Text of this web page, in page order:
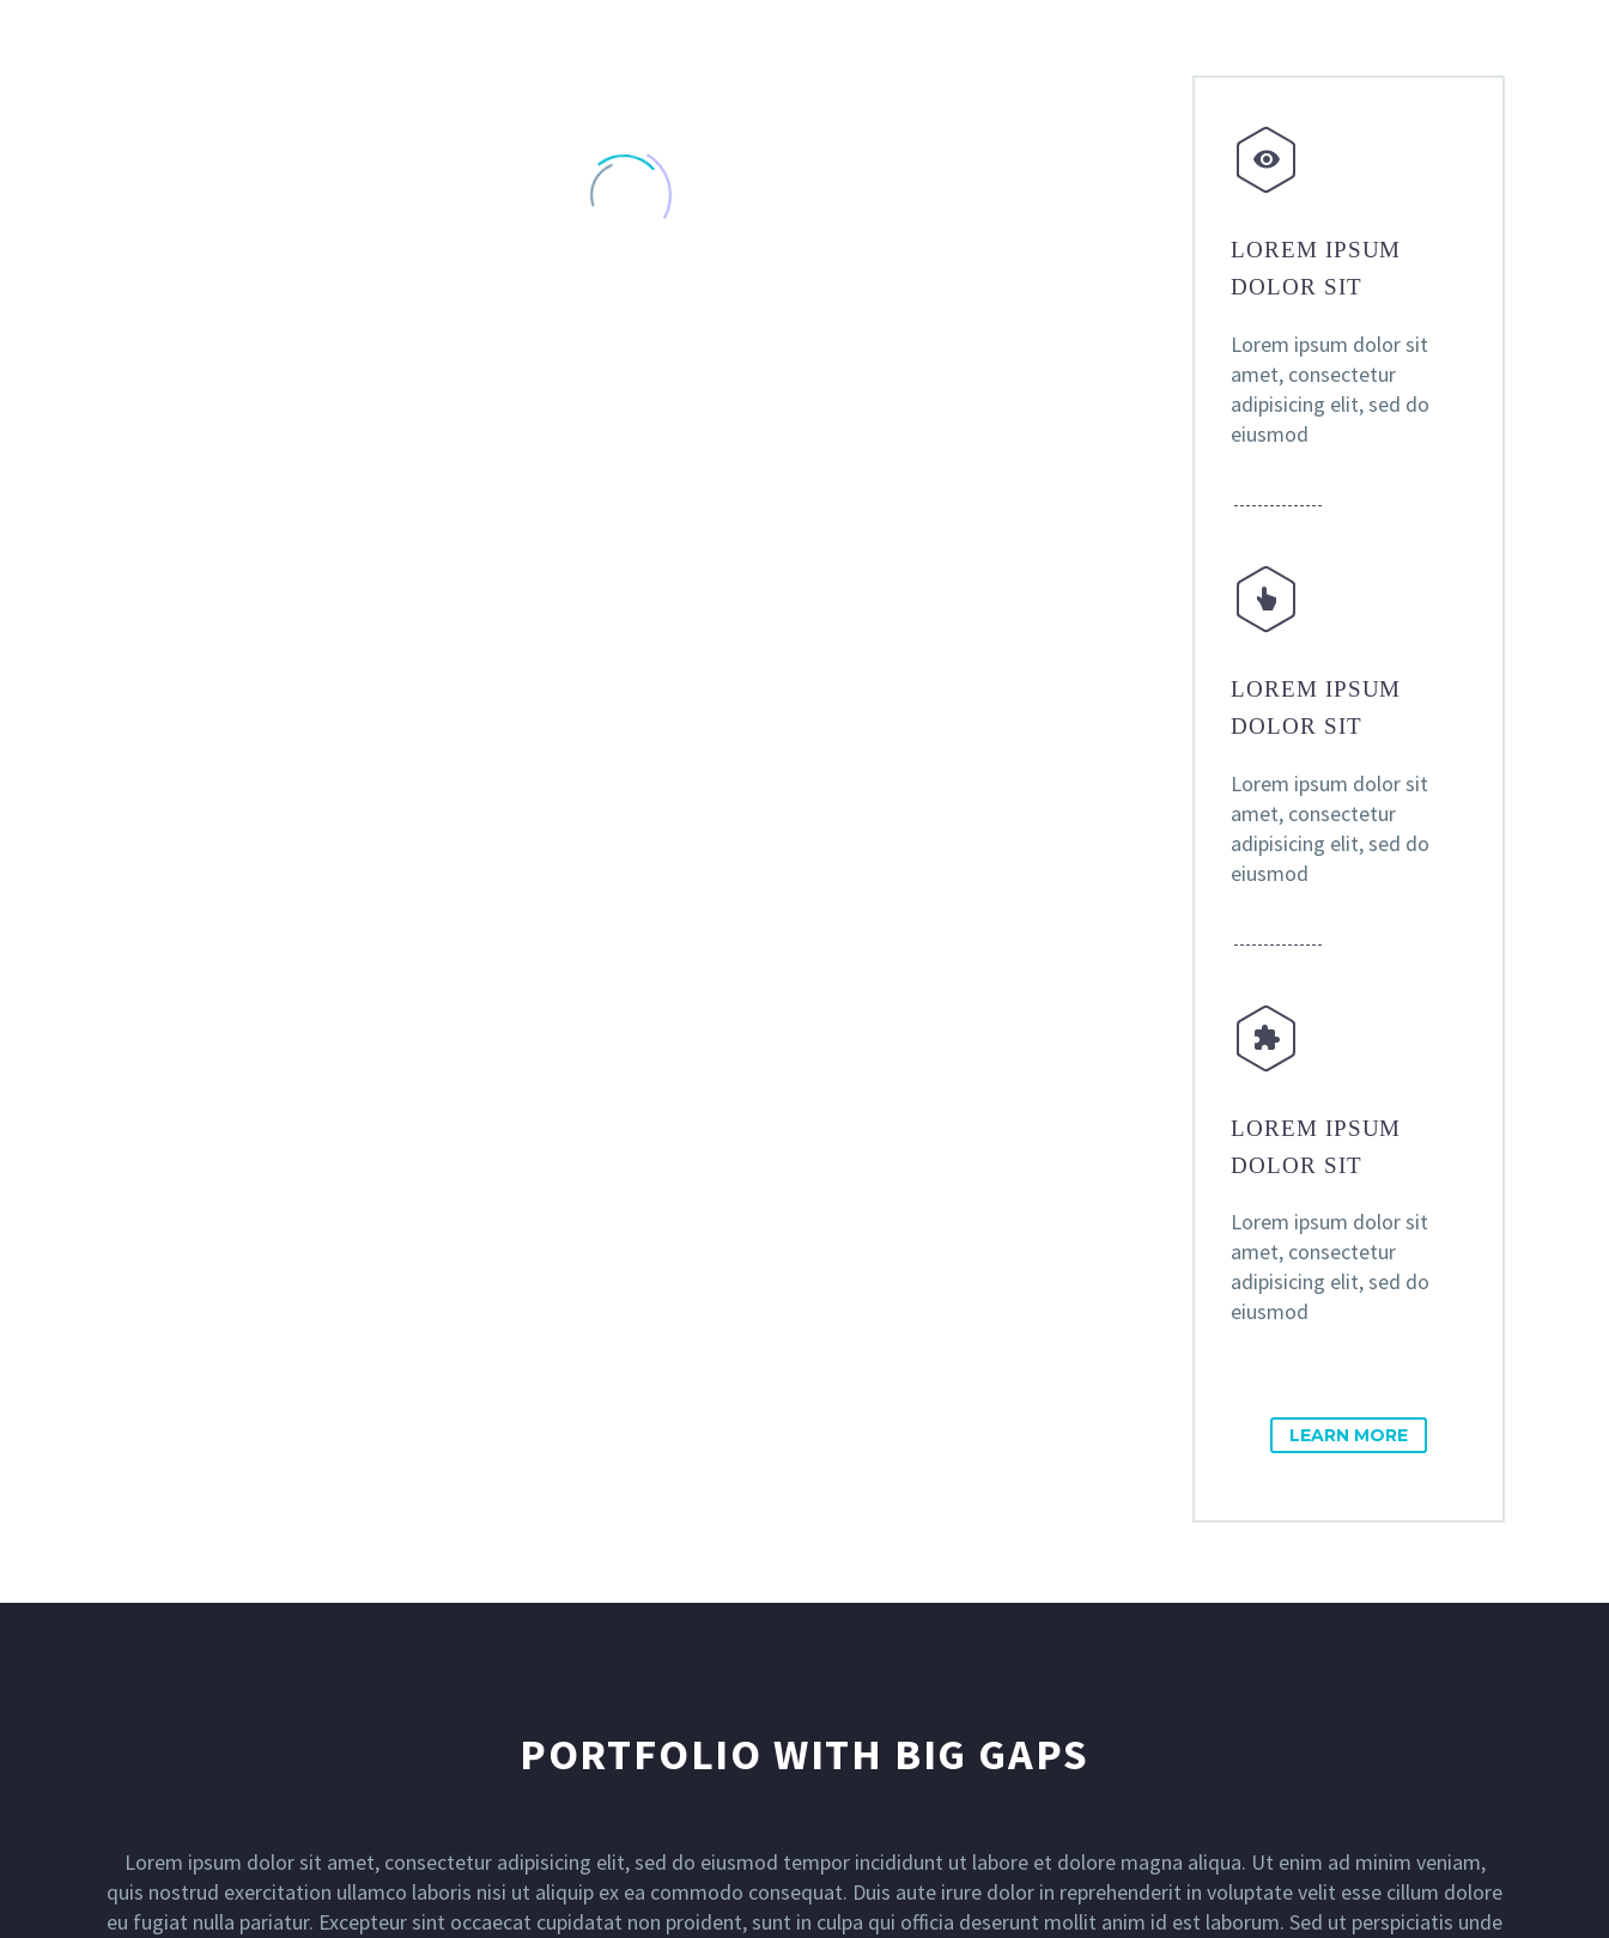


LOREM IPSUM
DOLOR SIT
Lorem ipsum dolor sit
amet, consectetur
adipisicing elit, sed do
eiusmod


LOREM IPSUM
DOLOR SIT
Lorem ipsum dolor sit
amet, consectetur
adipisicing elit, sed do
eiusmod


LOREM IPSUM
DOLOR SIT
Lorem ipsum dolor sit
amet, consectetur
adipisicing elit, sed do
eiusmod
LEARN MORE
PORTFOLIO WITH BIG GAPS
Lorem ipsum dolor sit amet, consectetur adipisicing elit, sed do eiusmod tempor incididunt ut labore et dolore magna aliqua. Ut enim ad minim veniam,
quis nostrud exercitation ullamco laboris nisi ut aliquip ex ea commodo consequat. Duis aute irure dolor in reprehenderit in voluptate velit esse cillum dolore
eu fugiat nulla pariatur. Excepteur sint occaecat cupidatat non proident, sunt in culpa qui officia deserunt mollit anim id est laborum. Sed ut perspiciatis unde